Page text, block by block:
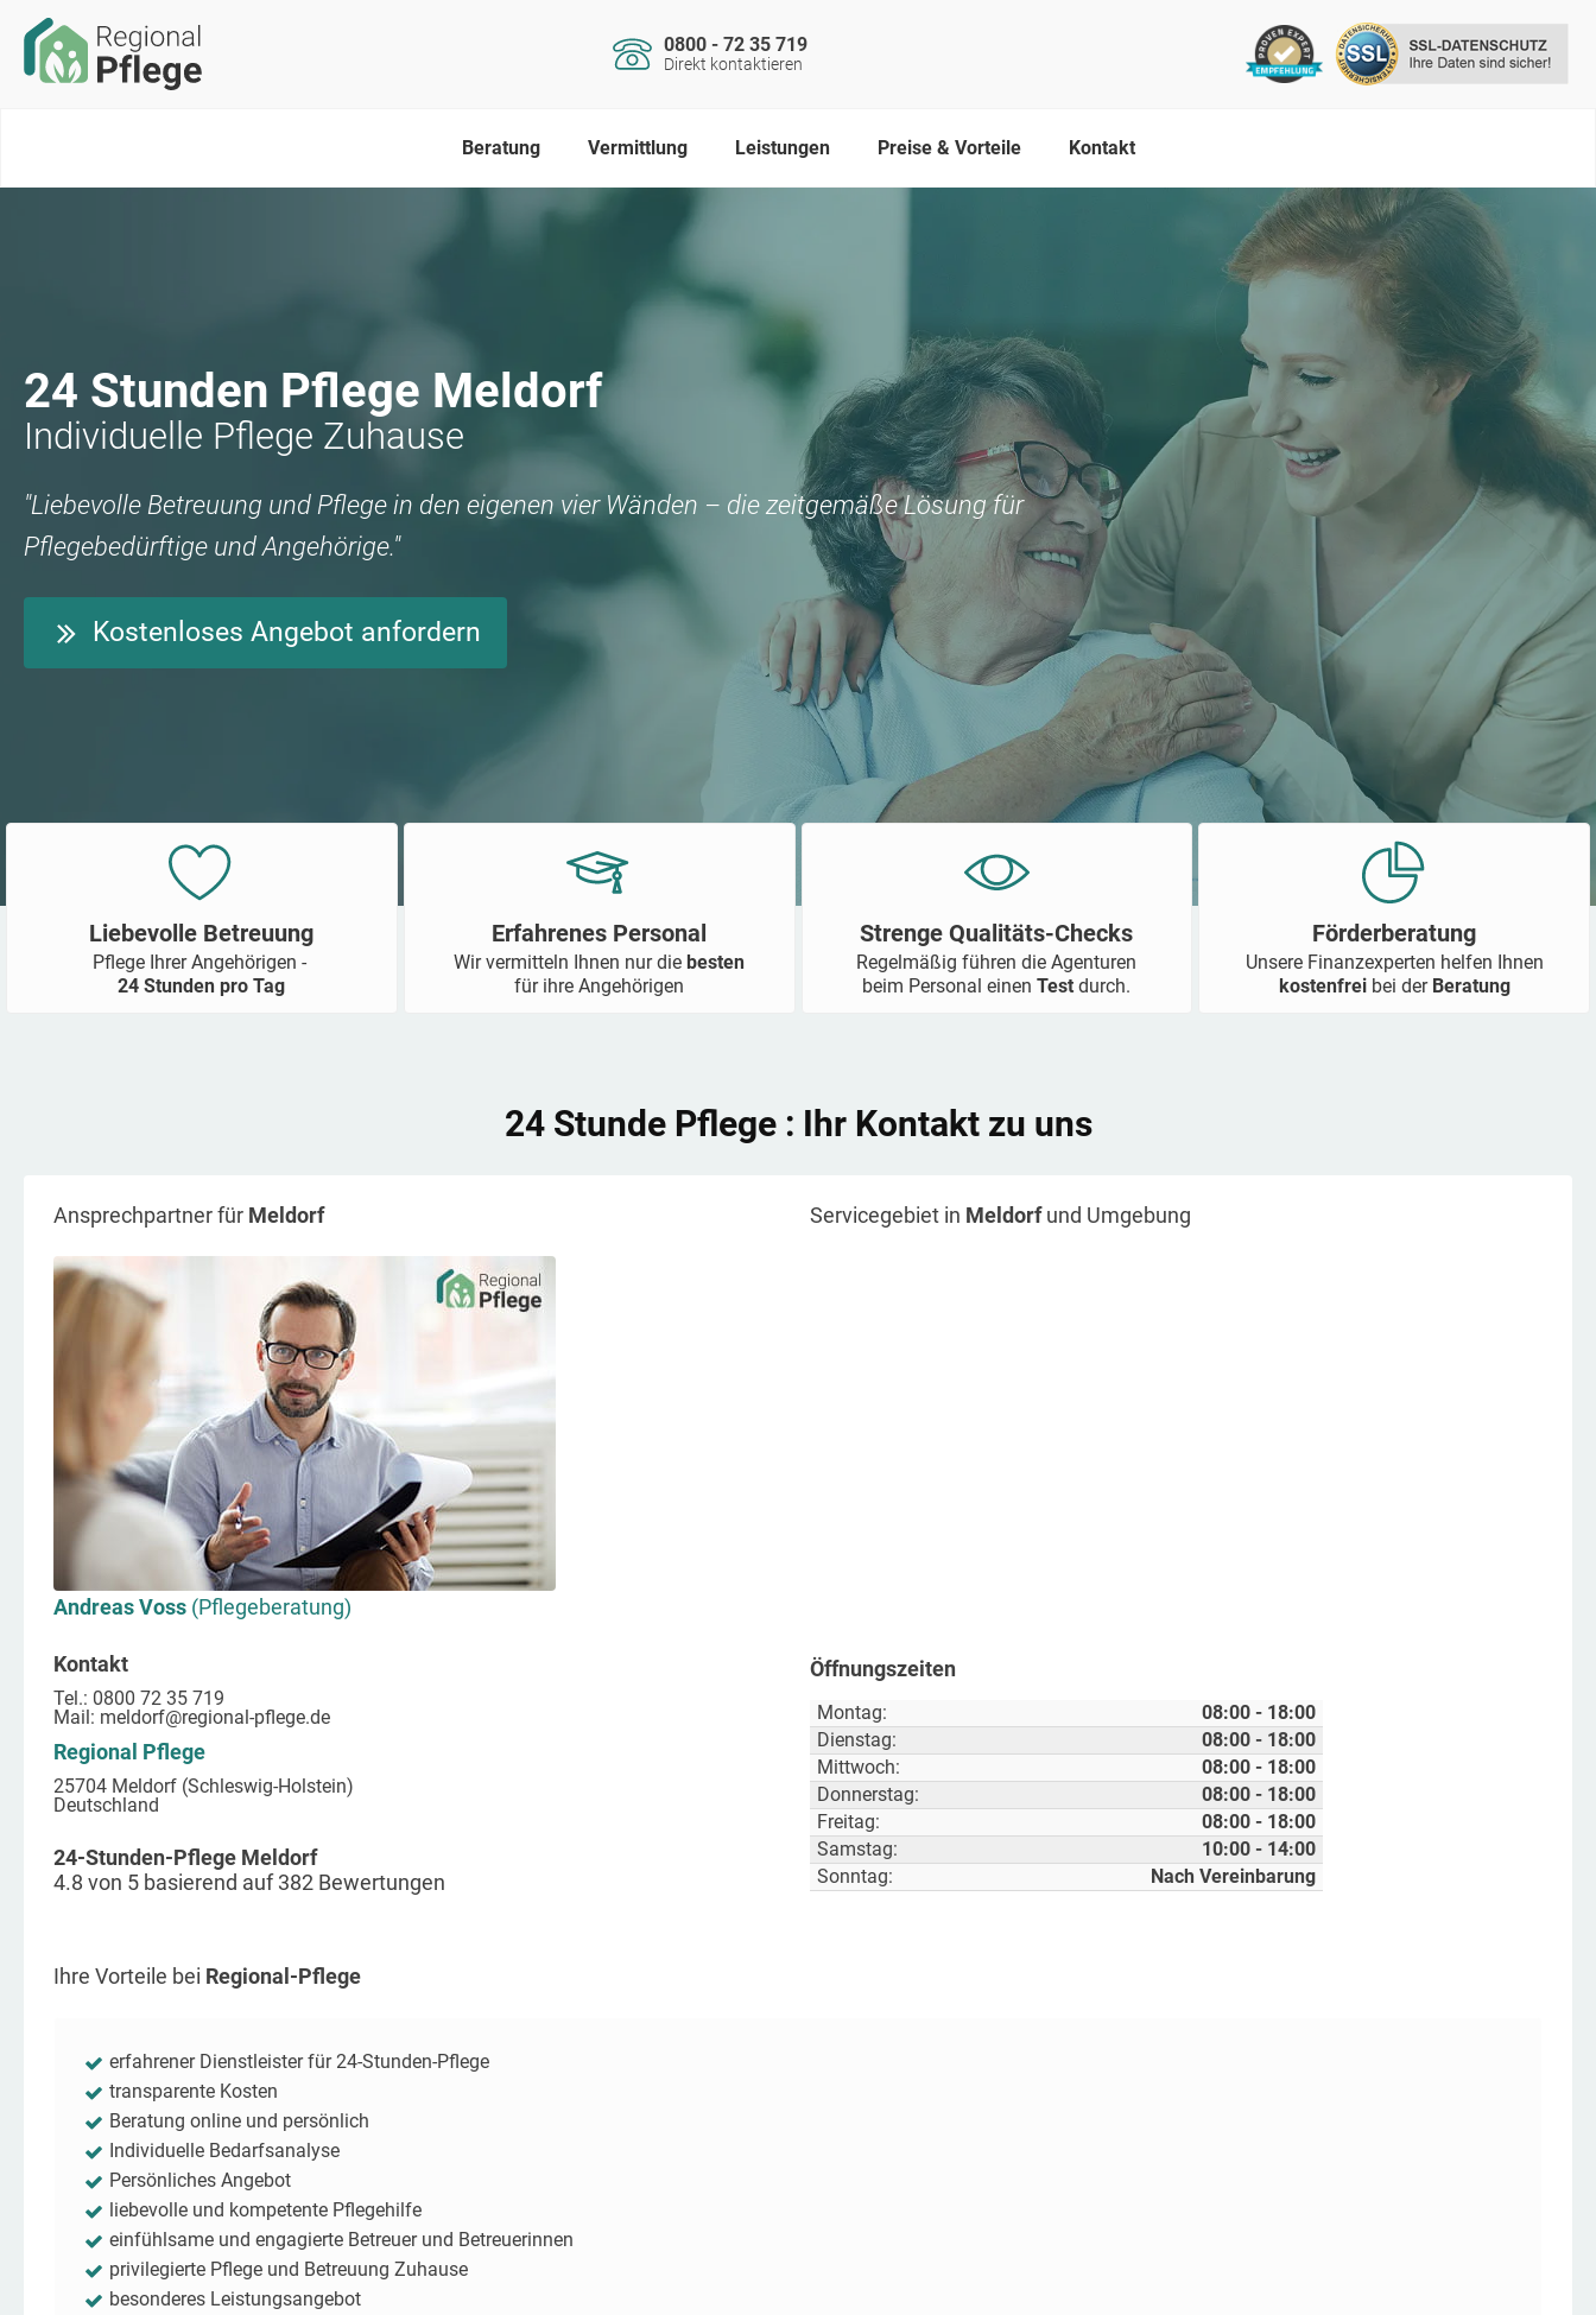
0800 - 72 35 719
Direkt kontaktieren
Beratung Vermittlung Leistungen Preise & Vorteile Kontakt
24 Stunden Pflege Meldorf
Individuelle Pflege Zuhause
"Liebevolle Betreuung und Pflege in den eigenen vier Wänden – die zeitgemäße Lösung für
Pflegebedürftige und Angehörige."
Kostenloses Angebot anfordern
Liebevolle Betreuung
Pflege Ihrer Angehörigen -
24 Stunden pro Tag
Erfahrenes Personal
Wir vermitteln Ihnen nur diebesten
für ihre Angehörigen
Strenge Qualitäts-Checks
Regelmäßig führen die Agenturen
beim Personal einenTestdurch.
Förderberatung
Unsere Finanzexperten helfen Ihnen
kostenfrei bei der Beratung
24 Stunde Pflege : Ihr Kontakt zu uns
Ansprechpartner für Meldorf
Andreas Voss (Pflegeberatung)
Kontakt
Tel.: 0800 72 35 719
Mail: meldorf@regional-pflege.de
Regional Pflege
25704 Meldorf (Schleswig-Holstein)
Deutschland
24-Stunden-Pflege Meldorf
4.8 von 5 basierend auf382 Bewertungen
Servicegebiet in Meldorfund Umgebung
Öffnungszeiten
Montag:
08:00 - 18:00
Dienstag:
08:00 - 18:00
Mittwoch:
08:00 - 18:00
Donnerstag:
08:00 - 18:00
Freitag:
08:00 - 18:00
Samstag:
10:00 - 14:00
Sonntag:
Nach Vereinbarung
Ihre Vorteile bei Regional-Pflege
erfahrener Dienstleister für 24-Stunden-Pflege
transparente Kosten
Beratung online und persönlich
Individuelle Bedarfsanalyse
Persönliches Angebot
liebevolle und kompetente Pflegehilfe
einfühlsame und engagierte Betreuer und Betreuerinnen
privilegierte Pflege und Betreuung Zuhause
besonderes Leistungsangebot